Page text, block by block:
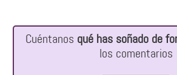
Cuéntanos qué has soñado de
los comentarios